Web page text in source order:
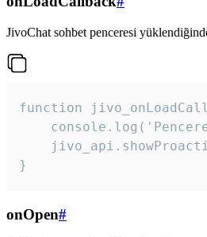
JivoChat sohbet penceresi yüklendiğinde
function
}
onOpen#